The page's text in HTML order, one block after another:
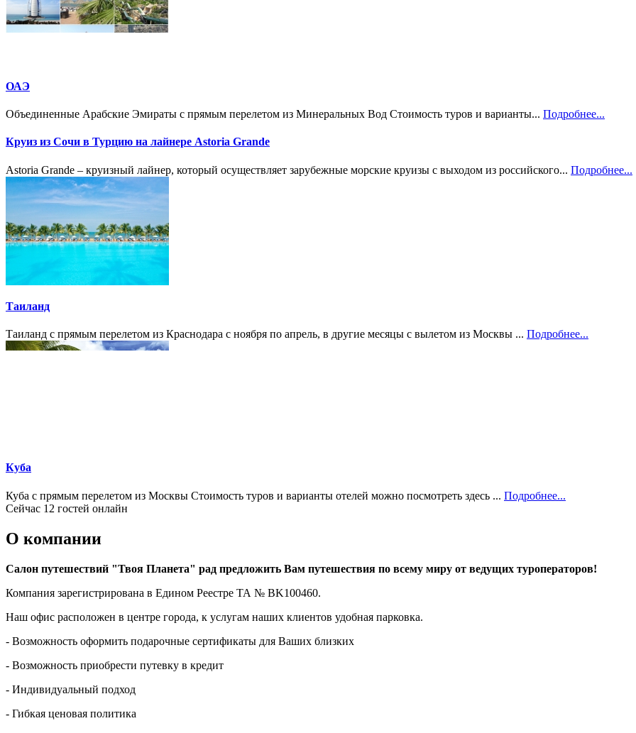
ОАЭ
Объединенные Арабские Эмираты с прямым перелетом из Минеральных Вод Стоимость туров и варианты... Подробнее...
Круиз из Сочи в Турцию на лайнере Astoria Grande
Astoria Grande – круизный лайнер, который осуществляет зарубежные морские круизы с выходом из российского... Подробнее...
Таиланд
Таиланд с прямым перелетом из Краснодара с ноября по апрель, в другие месяцы с вылетом из Москвы ... Подробнее...
Куба
Куба с прямым перелетом из Москвы Стоимость туров и варианты отелей можно посмотреть здесь ... Подробнее...
Сейчас 12 гостей онлайн
О компании
Салон путешествий "Твоя Планета" рад предложить Вам путешествия по всему миру от ведущих туроператоров!
Компания зарегистрирована в Едином Реестре ТА № BK100460.
Наш офис расположен в центре города, к услугам наших клиентов удобная парковка.
- Возможность оформить подарочные сертификаты для Ваших близких
- Возможность приобрести путевку в кредит
- Индивидуальный подход
- Гибкая ценовая политика